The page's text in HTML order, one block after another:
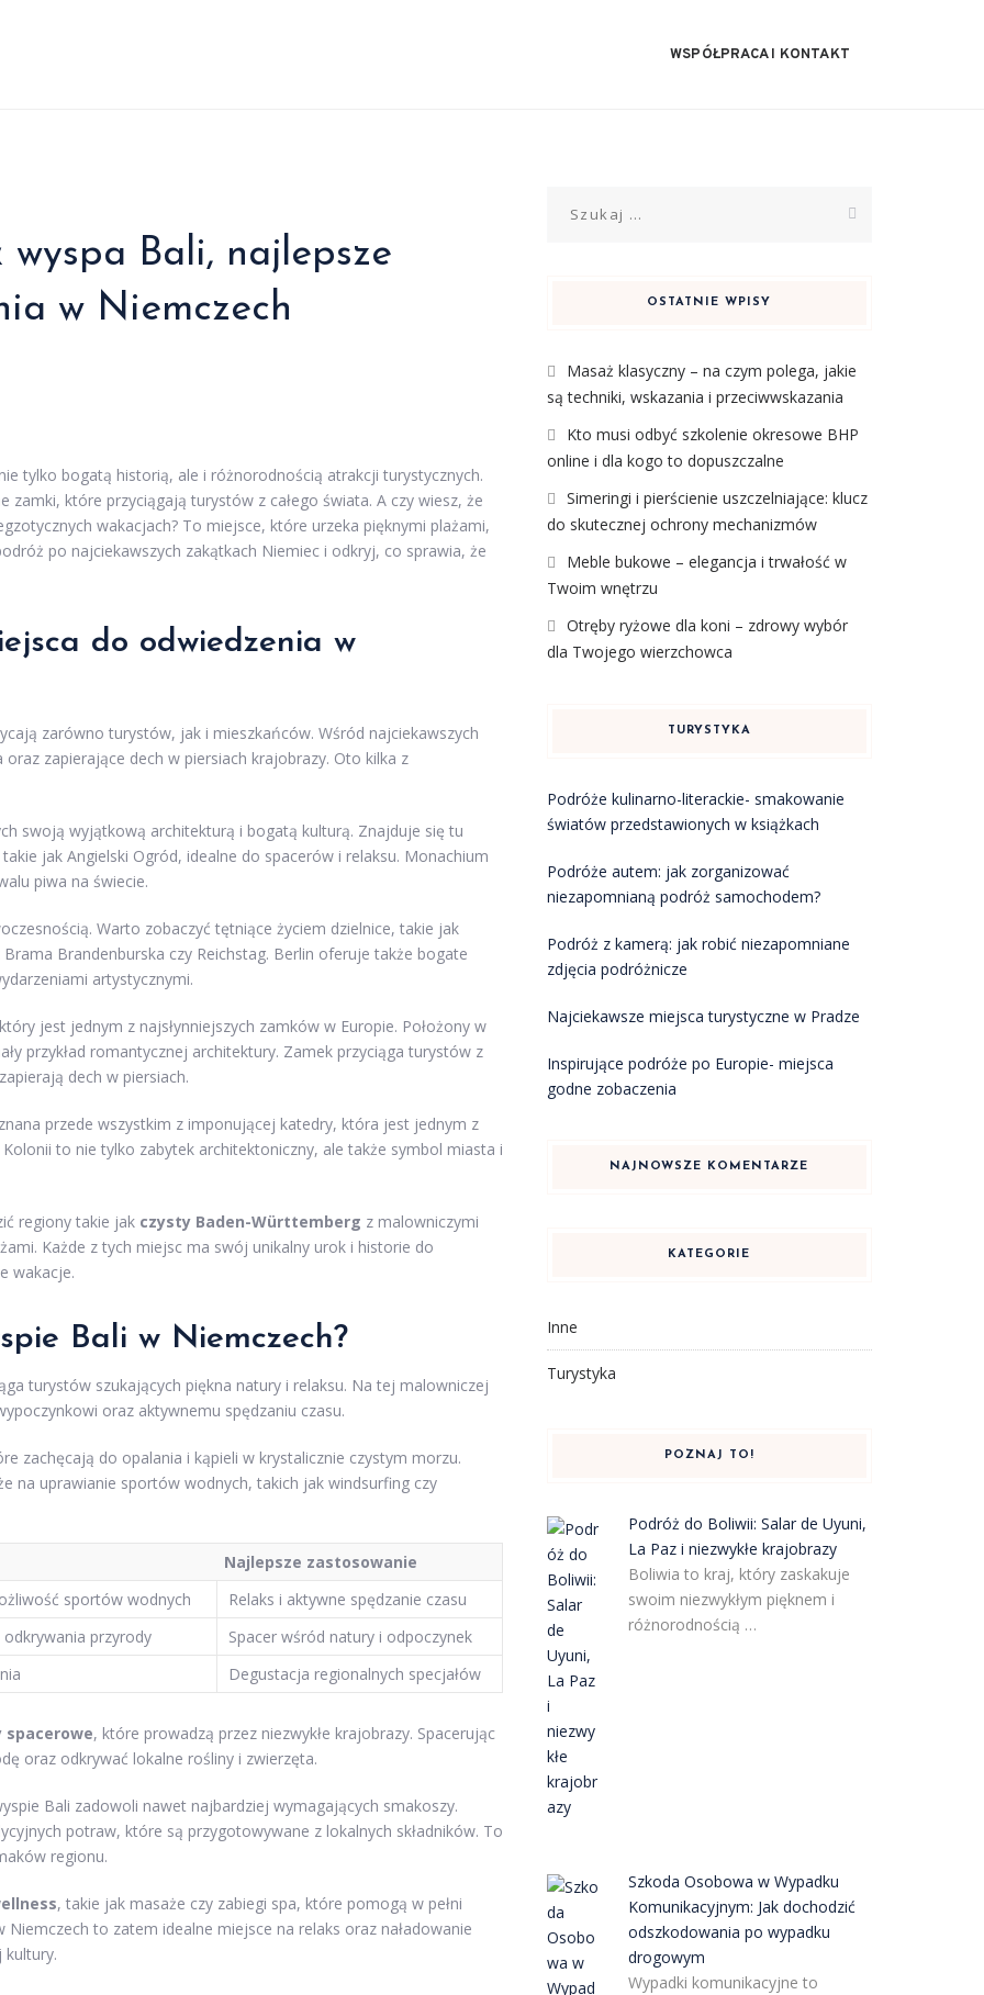
WSPÓŁPRACA I KONTAKT
wyspa Bali, najlepsze
w Niemczech
tylko bogatą historią, ale i różnorodnością atrakcji turystycznych.
które przyciągają turystów z całego świata. A czy wiesz, że
wakacjach? To miejsce, które urzeka pięknymi plażami,
po najciekawszych zakątkach Niemiec i odkryj, co sprawia, że
do odwiedzenia w
zarówno turystów, jak i mieszkańców. Wśród najciekawszych
zapierające dech w piersiach krajobrazy. Oto kilka z
swoją wyjątkową architekturą i bogatą kulturą. Znajduje się tu
jak Angielski Ogród, idealne do spacerów i relaksu. Monachium
piwa na świecie.
Warto zobaczyć tętniące życiem dzielnice, takie jak
Brandenburska czy Reichstag. Berlin oferuje także bogate
artystycznymi.
jest jednym z najsłynniejszych zamków w Europie. Położony w
przykład romantycznej architektury. Zamek przyciąga turystów z
dech w piersiach.
przede wszystkim z imponującej katedry, która jest jednym z
to nie tylko zabytek architektoniczny, ale także symbol miasta i
regiony takie jak czysty Baden-Württemberg z malowniczymi
Każde z tych miejsc ma swój unikalny urok i historie do
wakacje.
Bali w Niemczech?
turystów szukających piękna natury i relaksu. Na tej malowniczej
oraz aktywnemu spędzaniu czasu.
zachęcają do opalania i kąpieli w krystalicznie czystym morzu.
na uprawianie sportów wodnych, takich jak windsurfing czy
Najlepsze zastosowanie
sportów wodnych
Relaks i aktywne spędzanie czasu
przyrody
Spacer wśród natury i odpoczynek
Degustacja regionalnych specjałów
spacerowe, które prowadzą przez niezwykłe krajobrazy. Spacerując
oraz odkrywać lokalne rośliny i zwierzęta.
Bali zadowoli nawet najbardziej wymagających smakoszy.
potraw, które są przygotowywane z lokalnych składników. To
regionu.
, takie jak masaże czy zabiegi spa, które pomogą w pełni
to zatem idealne miejsce na relaks oraz naładowanie
OSTATNIE WPISY
Masaż klasyczny – na czym polega, jakie
są techniki, wskazania i przeciwwskazania
Kto musi odbyć szkolenie okresowe BHP
online i dla kogo to dopuszczalne
Simeringi i pierścienie uszczelniające: klucz
do skutecznej ochrony mechanizmów
Meble bukowe – elegancja i trwałość w
Twoim wnętrzu
Otręby ryżowe dla koni – zdrowy wybór
dla Twojego wierzchowca
TURYSTYKA
Podróże kulinarno-literackie- smakowanie
światów przedstawionych w książkach
Podróże autem: jak zorganizować
niezapomnianą podróż samochodem?
Podróż z kamerą: jak robić niezapomniane
zdjęcia podróżnicze
Najciekawsze miejsca turystyczne w Pradze
Inspirujące podróże po Europie- miejsca
godne zobaczenia
NAJNOWSZE KOMENTARZE
KATEGORIE
Inne
Turystyka
POZNAJ TO!
Podróż do Boliwii: Salar de Uyuni,
La Paz i niezwykłe krajobrazy
Boliwia to kraj, który zaskakuje
swoim niezwykłym pięknem i
różnorodnością …
Szkoda Osobowa w Wypadku
Komunikacyjnym: Jak dochodzić
odszkodowania po wypadku
drogowym
Wypadki komunikacyjne to